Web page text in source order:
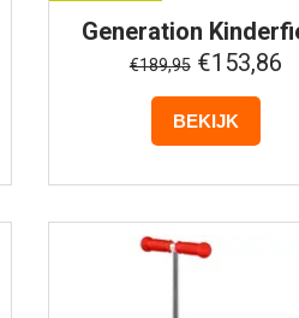
Generation
Urban Junior - 14
Roze
€189,95€153,86
BEKIJK